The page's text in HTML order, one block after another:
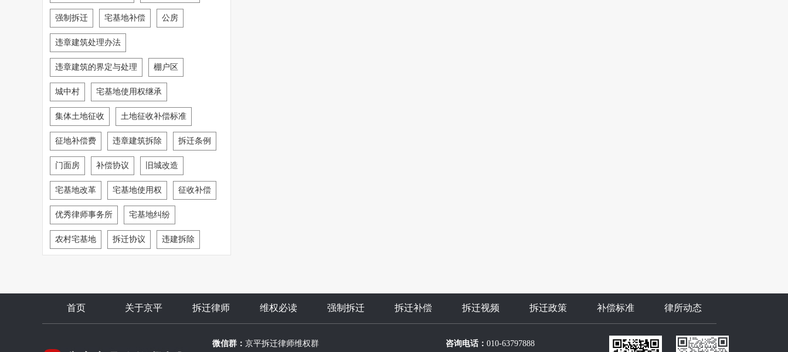
强制拆迁 宅基地补偿 公房
违章建筑处理办法
违章建筑的界定与处理 棚户区
城中村 宅基地使用权继承
集体土地征收 土地征收补偿标准
征地补偿费 违章建筑拆除 拆迁条例
门面房 补偿协议 旧城改造
宅基地改革 宅基地使用权 征收补偿
优秀律师事务所 宅基地纠纷
农村宅基地 拆迁协议 违建拆除
首页 关于京平 拆迁律师 维权必读 强制拆迁 拆迁补偿 拆迁视频 拆迁政策 补偿标准 律所动态
微信群： 京平拆迁律师维权群 咨询电话： 010-63797888